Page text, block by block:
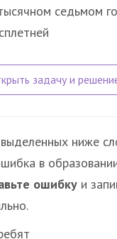
седьмом
ниже
в
ошибку и